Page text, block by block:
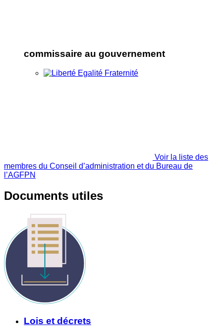
commissaire au gouvernement
Voir la liste des
membres du Conseil d’administration et du Bureau de
l’AGFPN
Documents utiles
Lois et décrets